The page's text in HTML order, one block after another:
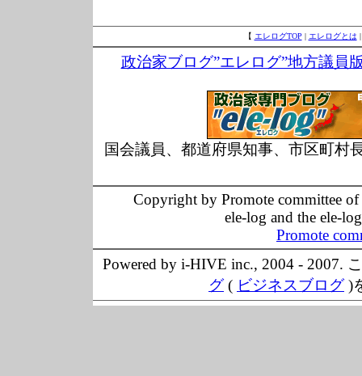
【 エレログTOP | エレログとは
政治家ブログ”エレログ”地方議員
国会議員、都道府県知事、市区町村
Copyright by Promote committee
ele-log and the ele-
Promote
Powered by i-HIVE inc., 2004 - 2007.
グ( ビジネスブログ)